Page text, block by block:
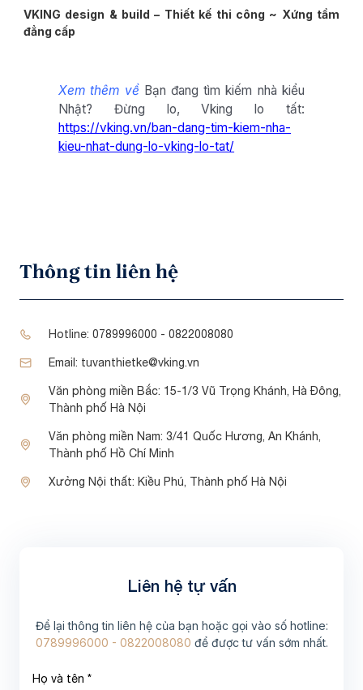
VKING design & build – Thiết kế thi công ~ Xứng tầm
đẳng cấp
Xem thêm về Bạn đang tìm kiếm nhà kiểu
Nhật? Đừng lo, Vking lo tất:
https://vking.vn/ban-dang-tim-kiem-nha-
kieu-nhat-dung-lo-vking-lo-tat/
Thông tin liên hệ
Hotline: 0789996000 - 0822008080
Email: tuvanthietke@vking.vn
Văn phòng miền Bắc: 15-1/3 Vũ Trọng Khánh, Hà Đông,
Thành phố Hà Nội
Văn phòng miền Nam: 3/41 Quốc Hương, An Khánh,
Thành phố Hồ Chí Minh
Xưởng Nội thất: Kiều Phú, Thành phố Hà Nội
Liên hệ tự vấn
Để lại thông tin liên hệ của bạn hoặc gọi vào số hotline:
0789996000 - 0822008080 để được tư vấn sớm nhất.
Họ và tên *